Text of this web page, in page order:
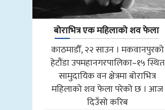
बोराभित्र एक महिलाको शव फेला
काठमाडौँ, २२ साउन । मकवानपुरको
हेटौंडा उपमहानगरपालिका–१५ स्थित
सामुदायिक वन क्षेत्रमा बोराभित्र
महिलाको शव फेला परेको छ । आज
दिउँसो करिब